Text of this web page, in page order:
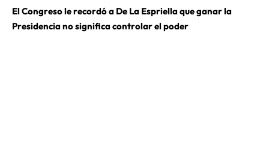
El Congreso le recordó a De La Espriella que ganar la
Presidencia no significa controlar el poder